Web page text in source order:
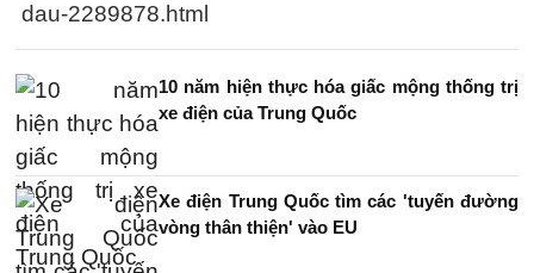
dau-2289878.html
10 năm hiện thực hóa giấc mộng thống trị
xe điện của Trung Quốc
Xe điện Trung Quốc tìm các 'tuyến đường
vòng thân thiện' vào EU